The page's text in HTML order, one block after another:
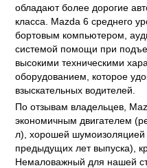
обладают более дорогие
класса. Mazda 6 среднего
бортовым компьютером,
системой помощи при
высокими техническими
оборудованием, которое
взыскательных водителей.
По отзывам владельцев,
экономичным двигателем
л), хорошей
предыдущих лет выпуска),
Немаловажный для нашей